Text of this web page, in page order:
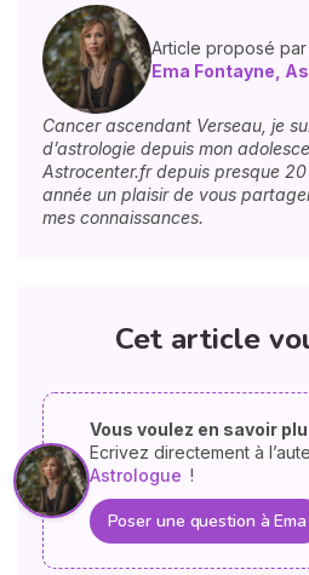
Article proposé par
Ema Fontayne,
Cancer ascendant Verseau, je
d’astrologie depuis mon
Astrocenter.fr depuis presque
année un plaisir de vous
mes connaissances.
Cet article
Vous voulez en savoir
Ecrivez directement à
Astrologue !
Poser une question à Ema